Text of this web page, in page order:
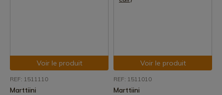
Voir le produit
REF: 1511110
Marttiini
Voir le produit
REF: 1511010
Marttiini